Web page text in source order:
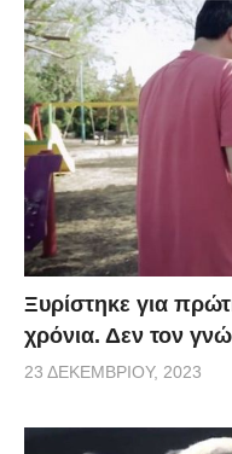
Ξυρίστηκε για
χρόνια. Δεν τον
23 ΔΕΚΕΜΒΡΊΟΥ, 2023